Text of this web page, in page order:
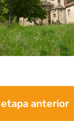
etapa anterior